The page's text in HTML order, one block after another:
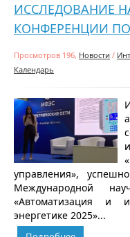
ИССЛЕДОВАНИЕ
КОНФЕРЕНЦИИ ПО
Просмотров 196, Новости /
Календарь
управления»,
Международной
«Автоматизация и
энергетике 2025»...